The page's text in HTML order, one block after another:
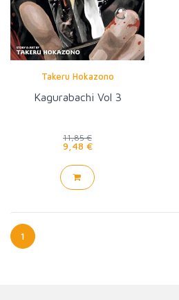
Takeru Hokazono
Kagurabachi Vol 3
11,85 €
9,48 €
1